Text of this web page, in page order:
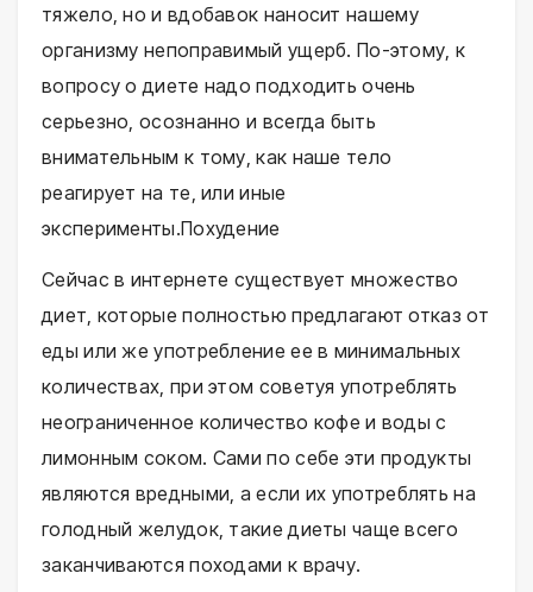
тяжело, но и вдобавок наносит нашему
организму непоправимый ущерб. По-этому, к
вопросу о диете надо подходить очень
серьезно, осознанно и всегда быть
внимательным к тому, как наше тело
реагирует на те, или иные
эксперименты.Похудение
Сейчас в интернете существует множество
диет, которые полностью предлагают отказ от
еды или же употребление ее в минимальных
количествах, при этом советуя употреблять
неограниченное количество кофе и воды с
лимонным соком. Сами по себе эти продукты
являются вредными, а если их употреблять на
голодный желудок, такие диеты чаще всего
заканчиваются походами к врачу.